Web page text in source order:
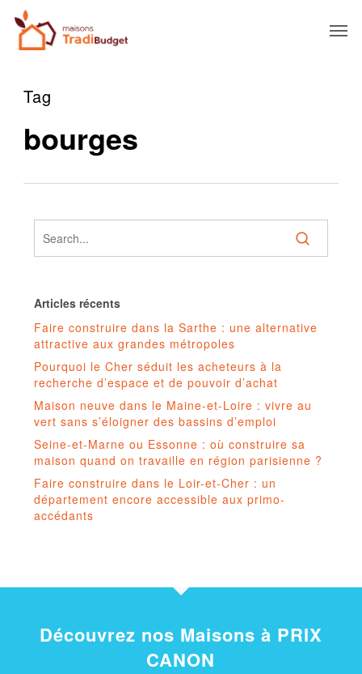
Tag
bourges
Articles récents
Faire construire dans la Sarthe : une alternative
attractive aux grandes métropoles
Pourquoi le Cher séduit les acheteurs à la
recherche d’espace et de pouvoir d’achat
Maison neuve dans le Maine-et-Loire : vivre au
vert sans s’éloigner des bassins d’emploi
Seine-et-Marne ou Essonne : où construire sa
maison quand on travaille en région parisienne ?
Faire construire dans le Loir-et-Cher : un
département encore accessible aux primo-
accédants
Découvrez nos Maisons à PRIX
CANON